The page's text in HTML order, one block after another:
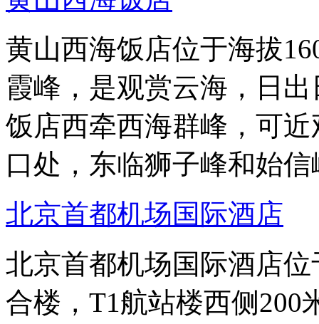
黄山西海饭店位于海拔
霞峰，是观赏云海，日
饭店西牵西海群峰，可
口处，东临狮子峰和始信
北京首都机场国际酒店
北京首都机场国际酒店
合楼，T1航站楼西侧200